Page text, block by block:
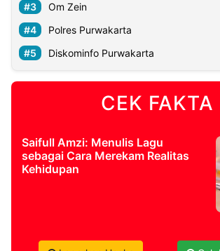
Om Zein
Polres Purwakarta
Diskominfo Purwakarta
CEK FAKTA
Saifull Amzi: Menulis Lagu
sebagai Cara Merekam Realitas
Kehidupan